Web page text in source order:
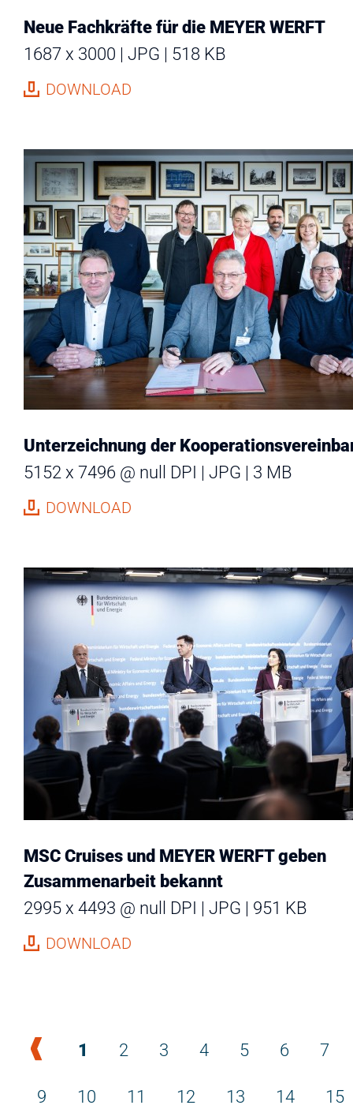
Neue Fachkräfte für die MEYER WERFT
1687 x 3000
JPG 518 KB
DOWNLOAD
Unterzeichnung der
5152 x 7496 @ null DPI
JPG 3 MB
DOWNLOAD
MSC Cruises und MEYER WERFT geben
Zusammenarbeit bekannt
2995 x 4493 @ null DPI
JPG 951 KB
DOWNLOAD
1 2 3 4 5 6 7
9 10 11 12 13 14 15